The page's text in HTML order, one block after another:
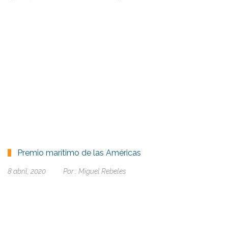
Premio marítimo de las Américas
8 abril, 2020 Por : Miguel Rebeles